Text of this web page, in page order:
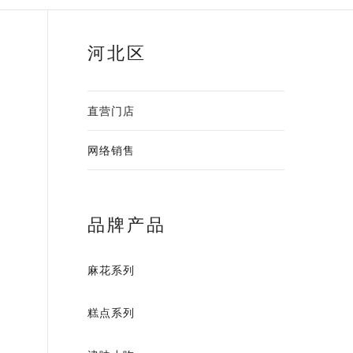
河北区
直营门店
网络销售
品牌产品
麻花系列
糕点系列